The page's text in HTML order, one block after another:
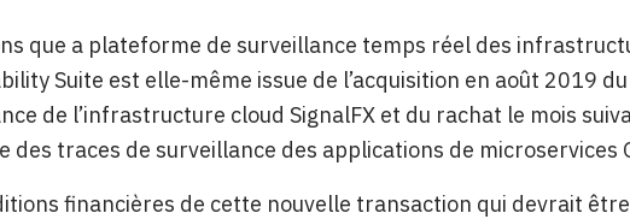
que a plateforme de surveillance temps réel des
Suite est elle-même issue de l’acquisition en août 2019
de l’infrastructure cloud SignalFX et du rachat le mois
des traces de surveillance des applications de microservices
financières de cette nouvelle transaction qui devrait